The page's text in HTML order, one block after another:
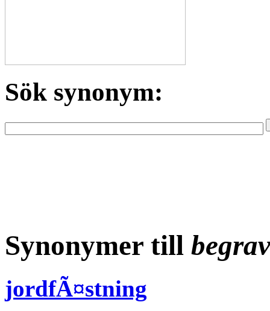
Sök synonym:
Synonymer till
jordfÃ¤stning